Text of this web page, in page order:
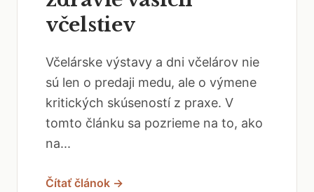
včelstiev
Včelárske výstavy a dni včelárov nie
sú len o predaji medu, ale o výmene
kritických skúseností z praxe. V
tomto článku sa pozrieme na to, ako
na...
Čítať článok →